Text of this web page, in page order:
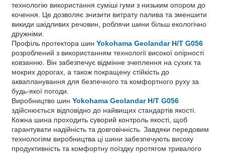
технологію використання суміші гуми з низьким опором до
кочення. Це дозволяє знизити витрату палива та зменшити
викиди шкідливих речовин, роблячи шини більш екологічно
дружніми.
Профіль протектора шин Yokohama Geolandar H/T G056
розроблений з використанням технології високої опірності
ковзанню. Він забезпечує відмінне зчеплення на сухих та
мокрих дорогах, а також покращену стійкість до
аквапланування для безпечного та комфортного руху за
будь-якої погоди.
Виробництво шин Yokohama Geolandar H/T G056
здійснюється відповідно до найвищих стандартів якості.
Кожна шина проходить суворий контроль якості, щоб
гарантувати надійність та довговічність. Завдяки передовим
технологіям виробництва ці шини забезпечують високу
продуктивність та комфортну поїздку протягом тривалого